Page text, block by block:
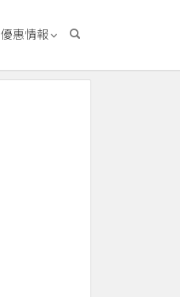
優惠情報